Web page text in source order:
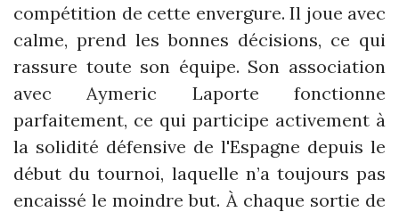
compétition de cette envergure. Il joue avec
calme, prend les bonnes décisions, ce qui
rassure toute son équipe. Son association
avec Aymeric Laporte fonctionne
parfaitement, ce qui participe activement à
la solidité défensive de l'Espagne depuis le
début du tournoi, laquelle n’a toujours pas
encaissé le moindre but. À chaque sortie de